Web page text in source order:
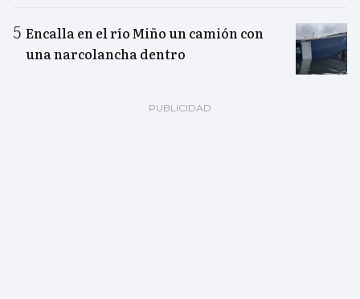
Encalla en el río Miño un camión con
una narcolancha dentro